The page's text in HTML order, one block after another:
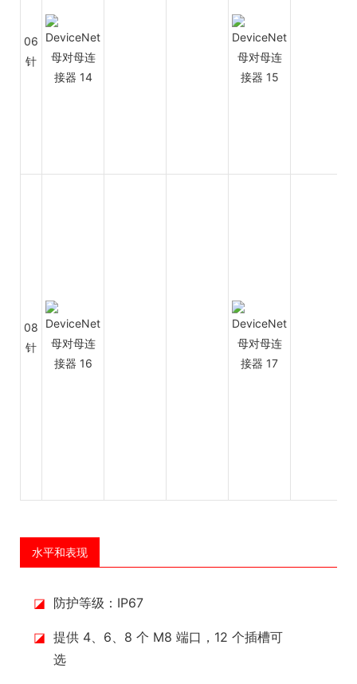
06
针
08
针
水平和表现
◪ 防护等级：IP67
◪ 提供 4、6、8 个 M8 端口，12 个插槽可
选